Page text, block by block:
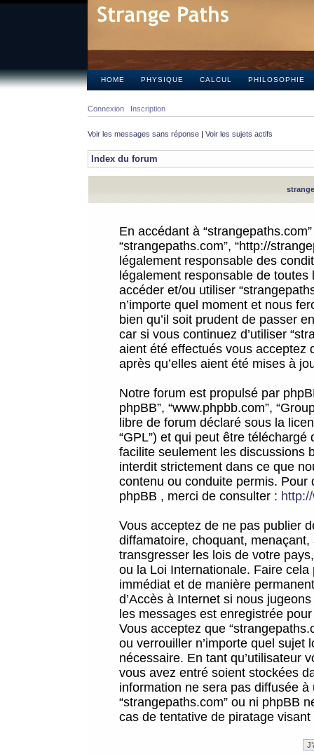
HOME PHYSIQUE CALCUL PHILOSOPHIE
Connexion Inscription
Voir les messages sans réponse | Voir les sujets actifs
Index du forum
En accédant à
“strangepaths.com”, “http://
légalement responsable des
légalement responsable de
accéder et/ou utiliser
n’importe quel moment et nous
bien qu’il soit prudent de passer
car si vous continuez d’utiliser
aient été effectués vous acceptez
après qu’elles aient été mises à
Notre forum est propulsé par
phpBB”, “www.phpbb.com”,
libre de forum déclaré sous la
“GPL”) et qui peut être téléchargé
facilite seulement les discussions
interdit strictement dans ce que
contenu ou conduite permis.
phpBB , merci de consulter :
Vous acceptez de ne pas publier
diffamatoire, choquant,
transgresser les lois de votre
ou la Loi Internationale. Faire
immédiat et de manière
d’Accès à Internet si nous
les messages est enregistrée
Vous acceptez que
ou verrouiller n’importe quel sujet
nécessaire. En tant qu’utilisateur
vous avez entré soient stockées
information ne sera pas diffusée
“strangepaths.com” ou ni phpBB
cas de tentative de piratage